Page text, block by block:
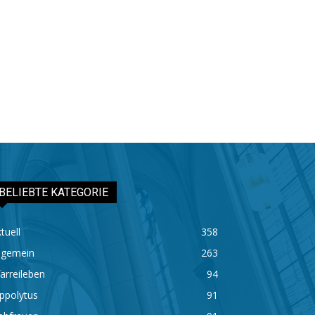
KATEGORIE
358
263
94
91